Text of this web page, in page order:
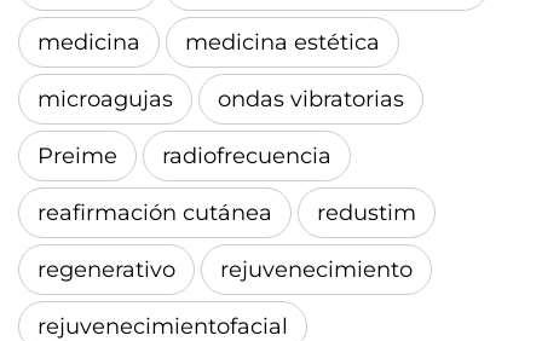
medicina medicina estética
microagujas ondas vibratorias
Preime radiofrecuencia
reafirmación cutánea redustim
regenerativo rejuvenecimiento
rejuvenecimientofacial